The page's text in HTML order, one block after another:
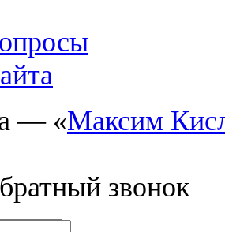
— «Максим
звонок